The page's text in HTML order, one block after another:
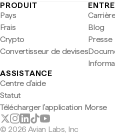
PRODUIT
Pays
Frais
Crypto
Convertisseur de devises
Blog
Presse
ASSISTANCE
Centre d'aide
Statut
Télécharger l'application Morse
© 2026 Avian Labs, Inc